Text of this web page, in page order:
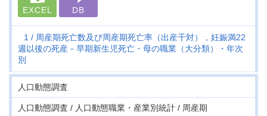
EXCEL DB
1
周産期死亡数及び周産期死亡率（出産千対），妊娠満22
週以後の死産－早期新生児死亡・母の職業（大分類）・年次
別
人口動態調査
人口動態調査 / 人口動態職業・産業別統計 / 周産期